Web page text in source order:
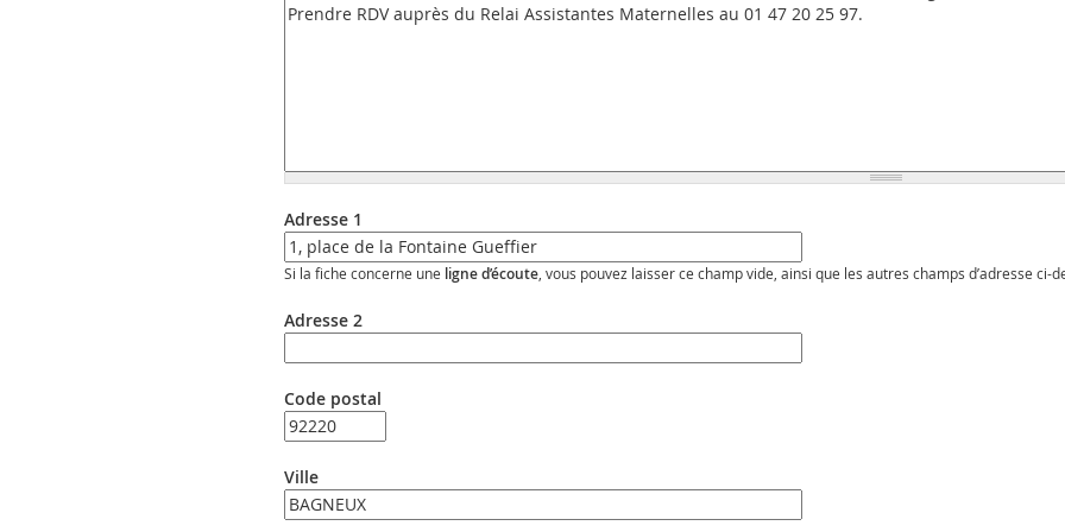
Adresse 1
Si la fiche concerne une ligne d’écoute , vous pouvez laisser ce champ vide, ainsi que les autres champs d’adresse ci-
Adresse 2
Code postal
Ville